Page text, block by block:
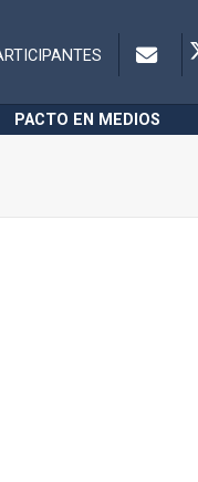
PACTO EN MEDIOS